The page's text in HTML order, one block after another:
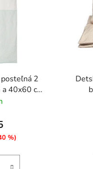
2
40x60 cm
%)